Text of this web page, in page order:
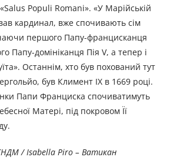
Populi Romani». «У Марійській
кардинал, вже спочивають сім
першого Папу-францисканця
Папу-домініканця Пія V, а тепер і
Останнім, хто був похований тут
був Климент IX в 1669 році.
Папи Франциска спочиватимуть
Матері, під покровом Її
/ Isabella Piro – Ватикан